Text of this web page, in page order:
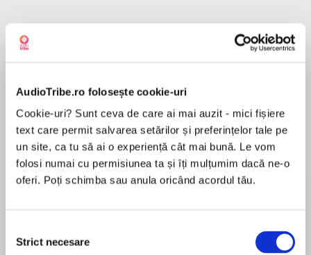
AudioTribe.ro folosește cookie-uri
Cookie-uri? Sunt ceva de care ai mai auzit - mici fișiere
text care permit salvarea setărilor și preferințelor tale pe
un site, ca tu să ai o experiență cât mai bună. Le vom
folosi numai cu permisiunea ta și îți mulțumim dacă ne-o
oferi. Poți schimba sau anula oricând acordul tău.
consimțământului
Strict necesare
Prepare for the jaw-dropping finale of Sabaa
Tahir's belovedNew York Timesbestselling An
Ember in the Ashes fantasy series, and
discover: Who will survive the storm?
Picking up just a few months afterA Reaper at
wreaking bloody havoc in villages and cities
MAI MULT
În acest moment nu există recenzii
Sabaa Tahir